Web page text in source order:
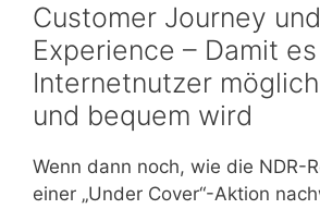
Customer Journey
Experience – Damit
Internetnutzer
und bequem wird
Wenn dann noch, wie die NDR-
einer „Under Cover“-Aktion